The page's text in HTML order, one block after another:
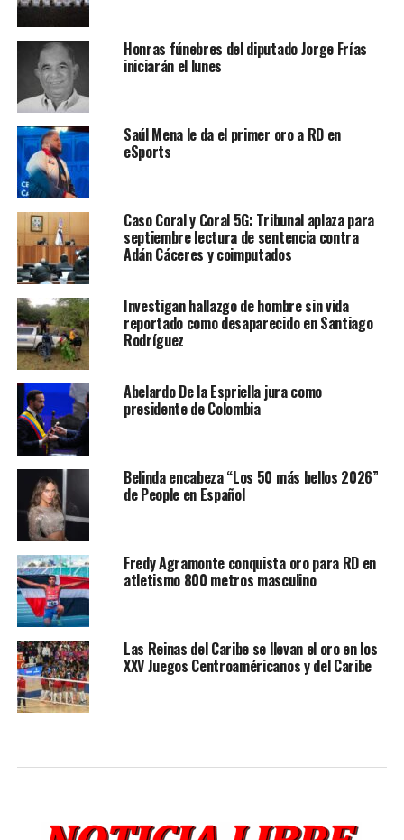
Honras fúnebres del diputado Jorge Frías
iniciarán el lunes
Saúl Mena le da el primer oro a RD en
eSports
Caso Coral y Coral 5G: Tribunal aplaza para
septiembre lectura de sentencia contra
Adán Cáceres y coimputados
Investigan hallazgo de hombre sin vida
reportado como desaparecido en Santiago
Rodríguez
Abelardo De la Espriella jura como
presidente de Colombia
Belinda encabeza “Los 50 más bellos 2026”
de People en Español
Fredy Agramonte conquista oro para RD en
atletismo 800 metros masculino
Las Reinas del Caribe se llevan el oro en los
XXV Juegos Centroaméricanos y del Caribe